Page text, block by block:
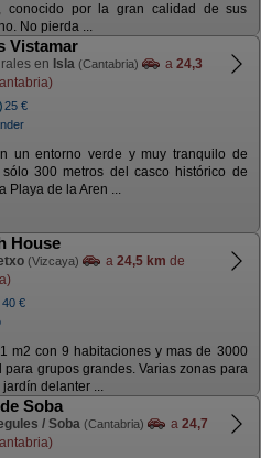
conocido por la gran calidad de sus
No pierda ...
Vistamar
en Isla (Cantabria) a 24,3
25 €
un entorno verde y muy tranquilo de
300 metros del casco histórico de
Playa de la Aren ...
House
(Vizcaya) a 24,5 km de
40 €
m2 con 9 habitaciones y mas de 3000
para grupos grandes. Varias zonas para
delanter ...
Soba
/ Soba (Cantabria) a 24,7